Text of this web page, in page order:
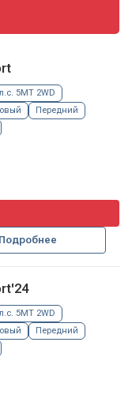
5MT 2WD
Передний
Подробнее
5MT 2WD
Передний